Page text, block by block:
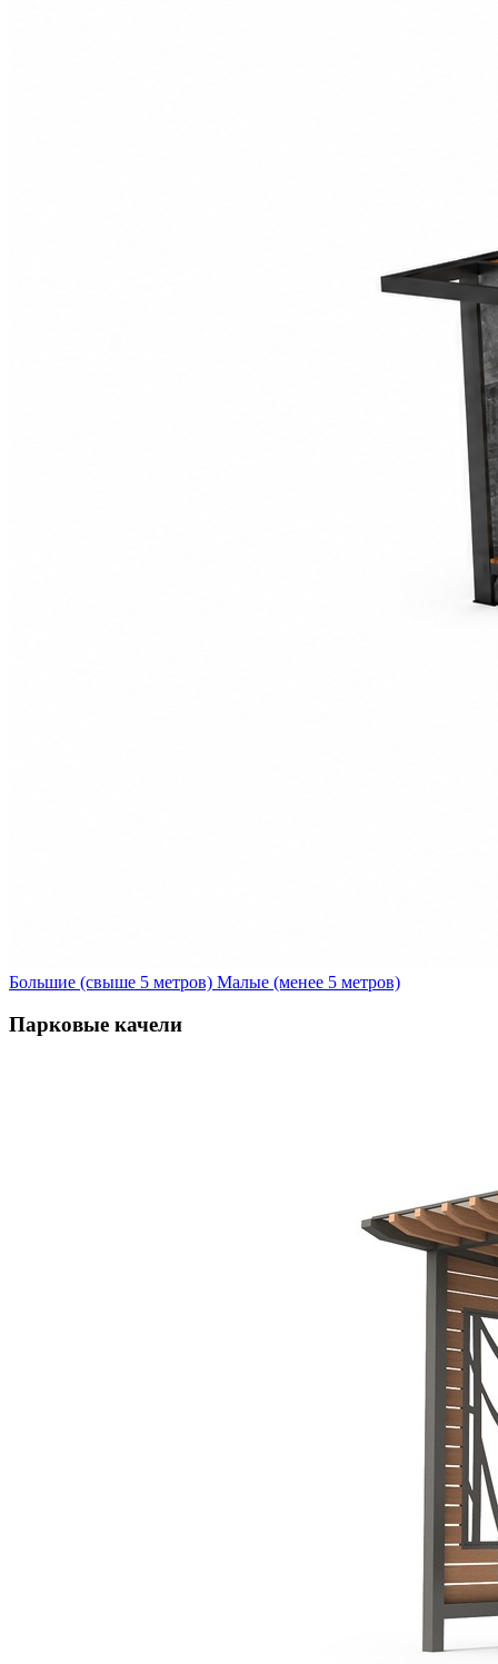
Большие (свыше 5 метров) Малые (менее 5 метров)
Парковые качели